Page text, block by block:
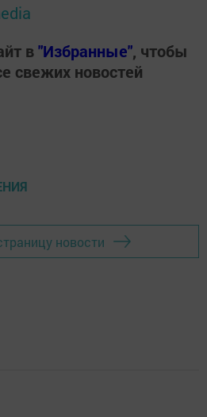
в"Избранные", чтобы
свежих новостей
новости